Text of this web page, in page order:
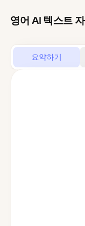
영어 AI 텍스트
요약하기